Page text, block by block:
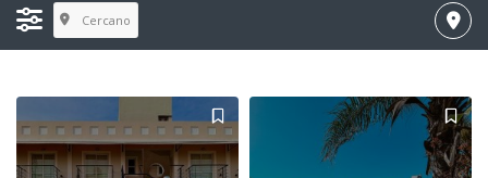
Cercano